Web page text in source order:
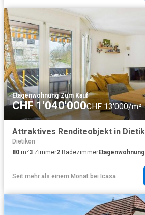
Etagenwohnung·Zum Kauf
CHF 1'040'000CHF 13'000/m²
Dietikon
80 m²3 Zimmer2 BadezimmerEtagenwohnung
Seit mehr als einem Monat bei Icasa